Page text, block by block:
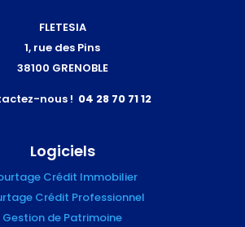
FLETESIA
1, rue des Pins
38100 GRENOBLE
nous ! 04 28 70 71 12
Logiciels
Crédit Immobilier
Crédit Professionnel
Gestion de Patrimoine